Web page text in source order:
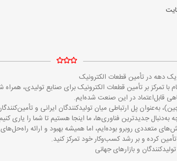
یک دهه در تأمین قطعات الکترونیک
با تمرکز بر تأمین قطعات الکترونیک برای صنایع
قابل‌اعتماد در این صنعت شده‌ایم.
به‌عنوان پل ارتباطی میان تولیدکنندگان ایرانی و
به‌دنبال جدیدترین فناوری‌ها، ما اینجا هستیم تا شما را یاری
متعددی روبرو بوده‌ایم، اما همیشه بهبود و ارائه
کرده و بر رشد کسب‌وکار خود تمرکز کنید.
و بازارهای جهانی